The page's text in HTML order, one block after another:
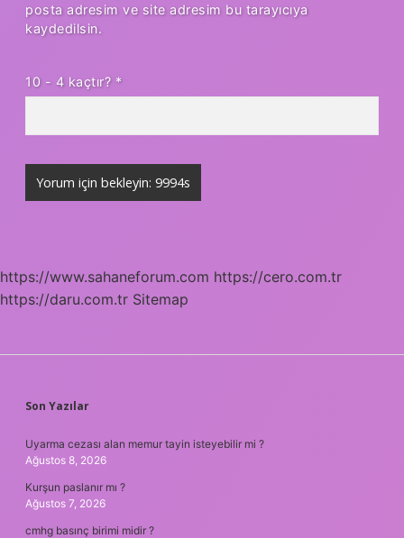
posta adresim ve site adresim bu tarayıcıya
kaydedilsin.
10 - 4 kaçtır? *
https://www.sahaneforum.com https://cero.com.tr
https://daru.com.tr Sitemap
SIDEBAR
Son Yazılar
Uyarma cezası alan memur tayin isteyebilir mi ?
Ağustos 8, 2026
Kurşun paslanır mı ?
Ağustos 7, 2026
cmhg basınç birimi midir ?